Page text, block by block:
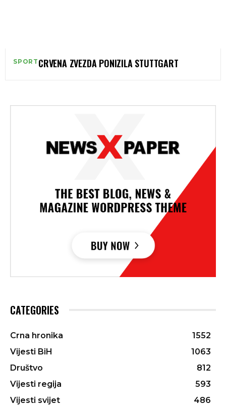
SPORT CRVENA ZVEZDA PONIZILA STUTTGART
CATEGORIES
Crna hronika
1552
Vijesti BiH
1063
Društvo
812
Vijesti regija
593
Vijesti svijet
486